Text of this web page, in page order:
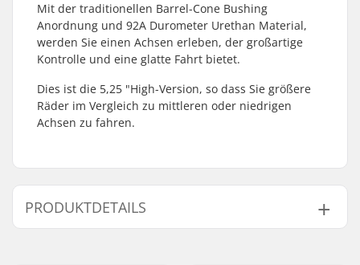
Mit der traditionellen Barrel-Cone Bushing
Anordnung und 92A Durometer Urethan Material,
werden Sie einen Achsen erleben, der großartige
Kontrolle und eine glatte Fahrt bietet.
Dies ist die 5,25 "High-Version, so dass Sie größere
Räder im Vergleich zu mittleren oder niedrigen
Achsen zu fahren.
PRODUKTDETAILS